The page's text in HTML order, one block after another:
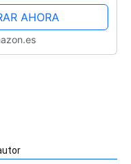
-...
AHORA